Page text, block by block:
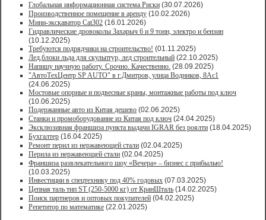
Глобальная информационная система Риски (30.07.2026)
Производственное помещение в аренду (10.02.2026)
Мини-экскаватор Cat302 (16.01.2026)
Гидравлические дровоколы Захарыч 6 и 9 тонн, электро и бензин
(10.12.2025)
Требуются подрядчики на строительство! (01.11.2025)
Лед,блоки льда для скульптур, лед строительный (22.10.2025)
Напишу научную работу. Срочно. Качественно. (28.09.2025)
"АвтоТехЦентр SP AUTO" в г.Дмитров, улица Водников, 8Ас1
(24.06.2025)
Мостовые опорные и подвесные краны, монтажные работы под ключ
(10.06.2025)
Подержанные авто из Китая дешево (02.06.2025)
Станки и промоборудование из Китая под ключ (24.04.2025)
Эксклюзивная франшиза пункта выдачи IGRAR без роялти (18.04.2025)
Бухгалтер (16.04.2025)
Ремонт перил из нержавеющей стали (02.04.2025)
Перила из нержавеющей стали (02.04.2025)
Франшиза развлекательного шоу «Вечера» – бизнес с прибылью!
(10.03.2025)
Инвестиции в спецтехнику под 40% годовых (07.03.2025)
Цепная таль тип ST (250-5000 кг) от КранШталь (14.02.2025)
Поиск партнеров и оптовых покупателей (04.02.2025)
Репетитор по математике (22.01.2025)